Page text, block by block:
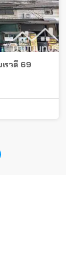
รวดี 69